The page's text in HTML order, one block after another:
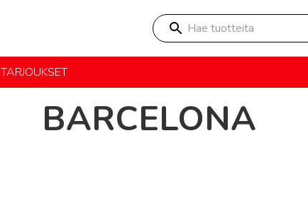
Hae tuotteita
TARJOUKSET
BARCELONA